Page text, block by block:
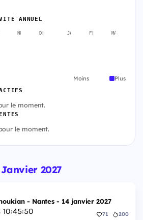
ANNUEL
NOV. DÉC. JANV. FÉVR. MARS
Moins Plus
le moment.
le moment.
Janvier 2027
- Nantes - 14 janvier 2027
10:45:49 71 200